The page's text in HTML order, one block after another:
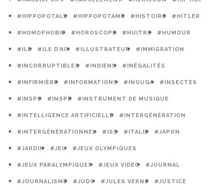
#HIPPOPOTALE #HIPPOPOTAME #HISTOIRE #HITLER
#HOMOPHOBIE #HOROSCOPE #HUITRE #HUMOUR
#ILE #ILE D'AIX #ILLUSTRATEUR #IMMIGRATION
#INCORRUPTIBLES #INDIENS #INÉGALITÉS
#INFIRMIÈRE #INFORMATIONS #INOUQA #INSECTES
#INSPE #INSPÉ #INSTRUMENT DE MUSIQUE
#INTELLIGENCE ARTIFICIELLE #INTERGÉNÉRATION
#INTERGÉNÉRATIONNEL #ISS #ITALIE #JAPON
#JARDIN #JEU #JEUX OLYMPIQUES
#JEUX PARALYMPIQUES #JEUX VIDEO #JOURNAL
#JOURNALISME #JUDO #JULES VERNE #JUSTICE